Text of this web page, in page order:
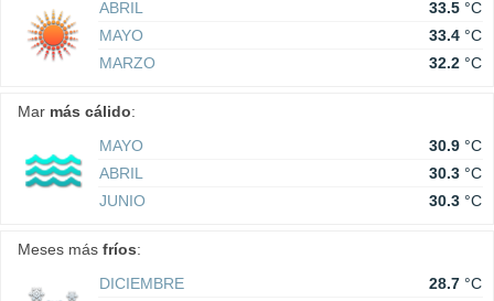
ABRIL
33.5 °C
MAYO
33.4 °C
MARZO
32.2 °C
Mar más cálido:
MAYO
30.9 °C
ABRIL
30.3 °C
JUNIO
30.3 °C
Meses más fríos:
DICIEMBRE
28.7 °C